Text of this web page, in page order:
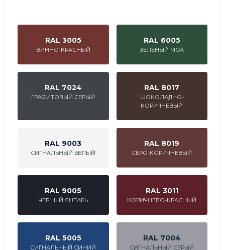
RAL 3005
ВИННО-КРАСНЫЙ
RAL 6005
ЗЕЛЕНЫЙ МОХ
RAL 7024
ГРАФИТОВЫЙ СЕРЫЙ
RAL 8017
ШОКОЛАДНО-
КОРИЧНЕВЫЙ
RAL 9003
СИГНАЛЬНЫЙ БЕЛЫЙ
RAL 8019
СЕРО-КОРИЧНЕВЫЙ
RAL 9005
ЧЕРНЫЙ ЯНТАРЬ
RAL 3011
КОРИЧНЕВО-КРАСНЫЙ
RAL 5005
СИГНАЛЬНЫЙ СИНИЙ
RAL 7004
СИГНАЛЬНЫЙ СЕРЫЙ